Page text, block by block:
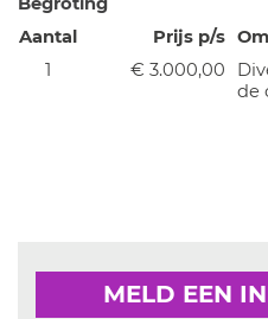
Aantal
Prijs p/s
1
€ 3.000,00
de
MELD EEN